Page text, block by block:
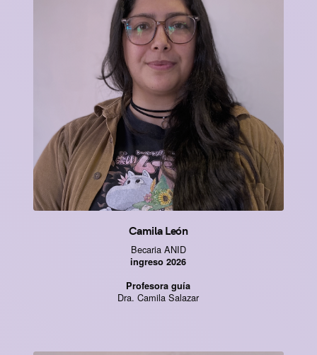
Camila León
Becaria ANID
ingreso 2026
Profesora guía
Dra. Camila Salazar